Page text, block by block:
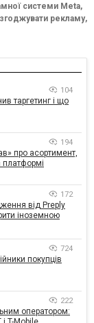
системи Meta,
рекламу,
104
таргетинг і що
194
про асортимент,
платформі
172
від Preply
іноземною
724
покупців
222
оператором: